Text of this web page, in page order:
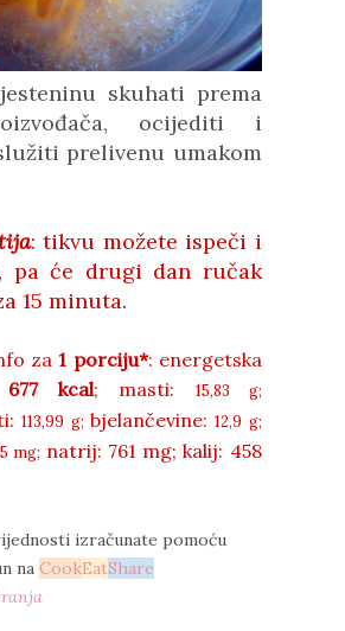
skuhati prema
ocijediti i
prelivenu umakom
: tikvu možete ispeči i
pa će drugi dan ručak
15 minuta.
za1 porciju*: energetska
677 kcal; masti: 15,83 g;
113,99 g; bjelančevine:12,9 g;
mg; natrij: 761 mg;kalij: 458
izračunate pomoću
na CookEatShare